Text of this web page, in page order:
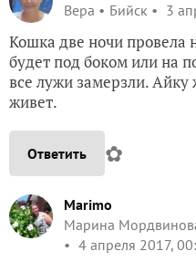
Вера Бийск 3
Кошка две ночи провела
будет под боком или на
все лужи замерзли. Айку
живет.
Ответить ✿
Marimo
Марина
4 апреля 2017,